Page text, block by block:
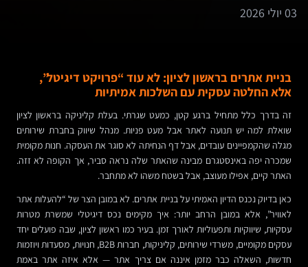
03 יולי 2026
בניית אתרים בראשון לציון: לא עוד “פרויקט דיגיטל”,
אלא החלטה עסקית עם השלכות אמיתיות
זה בדרך כלל מתחיל ברגע קטן, כמעט שגרתי. בעלת קליניקה בראשון לציון
שואלת למה יש תנועה לאתר אבל מעט פניות. מנהל שיווק בחברת שירותים
מגלה שהקמפיינים עובדים, אבל דף הנחיתה לא סוגר את העסקה. חנות מקומית
שמכרה יפה באינסטגרם מבינה שהאתר שלה נראה סביר, אך הקופה לא זזה.
האתר קיים, אפילו מעוצב, אבל בשטח משהו לא מתחבר.
כאן בדיוק נכנס הדיון האמיתי על בניית אתרים. לא במובן הצר של “להעלות אתר
לאוויר”, אלא במובן הרחב יותר: איך מקימים נכס דיגיטלי שמשרת מטרות
עסקיות, שיווקיות ותפעוליות לאורך זמן. בעיר כמו ראשון לציון, שבה פועלים יחד
עסקים מקומיים, משרדי שירותים, קליניקות, חברות B2B, חנויות, מסעדות ויוזמות
חדשות, השאלה כבר מזמן איננה אם צריך אתר — אלא איזה אתר באמת